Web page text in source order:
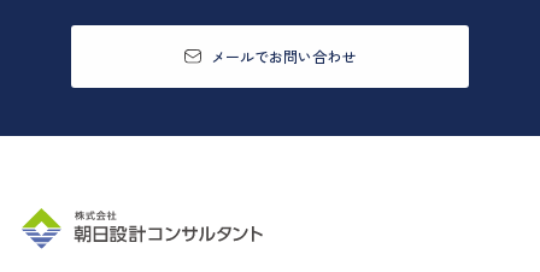
メールでお問い合わせ